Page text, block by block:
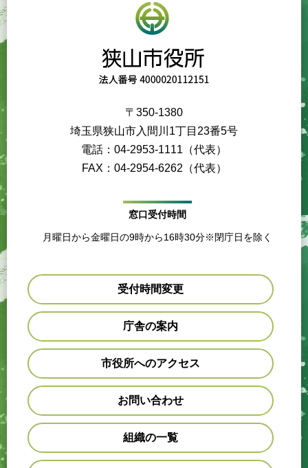
〒350-1380
埼玉県狭山市入間川1丁目23番5号
電話：04-2953-1111（代表）
FAX：04-2954-6262（代表）
窓口受付時間
月曜日から金曜日の9時から16時30分※閉庁日を除く
受付時間変更
庁舎の案内
市役所へのアクセス
お問い合わせ
組織の一覧